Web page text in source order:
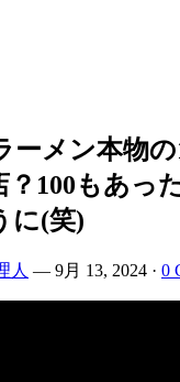
ーメン本物
？100もあっ
に(笑)
人 — 9月 13, 2024 · 0